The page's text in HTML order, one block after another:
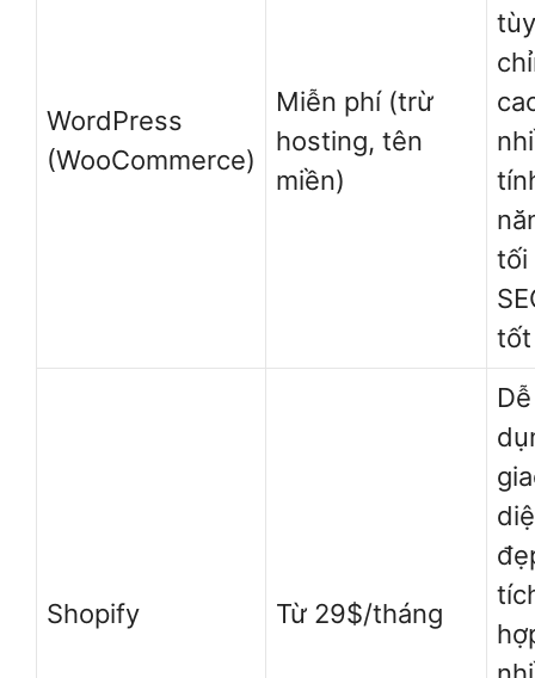
WordPress
(WooCommerce)
Miễn phí (trừ
hosting, tên
miền)
tùy
tối
tốt
Shopify Từ 29$/tháng